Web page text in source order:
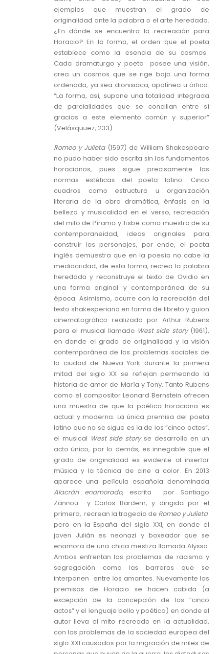
ejemplos que muestran el grado de
originalidad ante la palabra o el arte heredado.
¿En dónde se encuentra la recreación para
Horacio? En la forma, el orden que el poeta
establece como la esencia de su cosmos.
Cada dramaturgo y poeta posee una visión,
crea un cosmos que se rige bajo una forma
ordenada, ya sea dionisiaca, apolínea u órfica.
“La forma, así, supone una totalidad integrada
de parcialidades que se concilian entre sí
gracias a este elemento común y superior”
(Velásquuez, 233).
Romeo y Julieta (1597) de William Shakespeare
no pudo haber sido escrita sin los fundamentos
horacianos, pues sigue precisamente las
normas estéticas del poeta latino: Cinco
cuadros como estructura u organización
literaria de la obra dramática, énfasis en la
belleza y musicalidad en el verso, recreación
del mito de Píramo y Tisbe como muestra de su
contemporaneidad, ideas originales para
construir los personajes, por ende, el poeta
inglés demuestra que en la poesía no cabe la
mediocridad, de esta forma, recrea la palabra
heredada y reconstruye el texto de Ovidio en
una forma original y contemporánea de su
época. Asimismo, ocurre con la recreación del
texto shakesperiano en forma de libreto y guion
cinematográfico realizado por Arthur Rubens
para el musical llamado West side story (1961),
en donde el grado de originalidad y la visión
contemporánea de los problemas sociales de
la ciudad de Nueva York durante la primera
mitad del siglo XX se reflejan permeando la
historia de amor de María y Tony. Tanto Rubens
como el compositor Leonard Bernstein ofrecen
una muestra de que la poética horaciana es
actual y moderna. La única premisa del poeta
latino que no se sigue es la de los “cinco actos”,
el musical West side storyse desarrolla en un
acto único, por lo demás, es innegable que el
grado de originalidad es evidente al insertar
música y la técnica de cine a color. En 2013
aparece una película española denominada
Alacrán enamorado, escrita por Santiago
Zannou y Carlos Bardem, y dirigida por el
primero, recrean la tragedia de Romeo y Julieta
pero en la España del siglo XXI, en donde el
joven Julián es neonazi y boxeador que se
enamora de una chica mestiza llamada Alyssa.
Ambos enfrentan los problemas de racismo y
segregación como las barreras que se
interponen entre los amantes. Nuevamente las
premisas de Horacio se hacen cabida (a
excepción de la concepción de los “cinco
actos” y el lenguaje bello y poético) en donde el
autor lleva el mito recreado en la actualidad,
con los problemas de la sociedad europea del
siglo XXI causados por la migración de miles de